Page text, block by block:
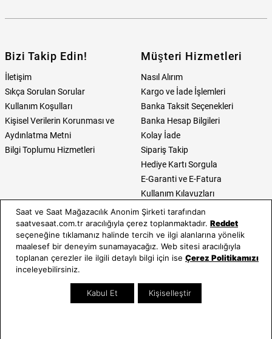
Bizi Takip Edin!
İletişim
Sıkça Sorulan Sorular
Kullanım Koşulları
Kişisel Verilerin Korunması ve
Aydınlatma Metni
Bilgi Toplumu Hizmetleri
Müşteri Hizmetleri
Nasıl Alırım
Kargo ve İade İşlemleri
Banka Taksit Seçenekleri
Banka Hesap Bilgileri
Kolay İade
Sipariş Takip
Hediye Kartı Sorgula
E-Garanti ve E-Fatura
Kullanım Kılavuzları
Saat ve Saat
Hakkımızda
Neden Saat ve Saat
Mağazalar
Mağazada Teknik Servis
Kategoriler
Erkek Saat
Kadın Saat
Takı & Aksesuar
Kampanyalar
Saat ve Saat Mağazacılık Anonim Şirketi tarafından
saatvesaat.com.tr aracılığıyla çerez toplanmaktadır. Reddet
seçeneğine tıklamanız halinde tercih ve ilgi alanlarına yönelik
maalesef bir deneyim sunamayacağız. Web sitesi aracılığıyla
toplanan çerezler ile ilgili detaylı bilgi için ise Çerez Politikamızı
inceleyebilirsiniz.
Kabul Et Kişiselleştir